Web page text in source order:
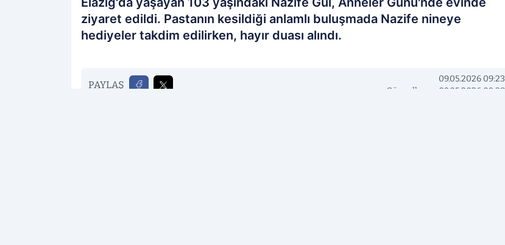
ziyaret edildi. Pastanın kesildiği anlamlı buluşmada Nazife nineye
hediyeler takdim edilirken, hayır duası alındı.
PAYLAŞ
09.05.2026 09:23
Güncelleme: 09.05.2026 09:38